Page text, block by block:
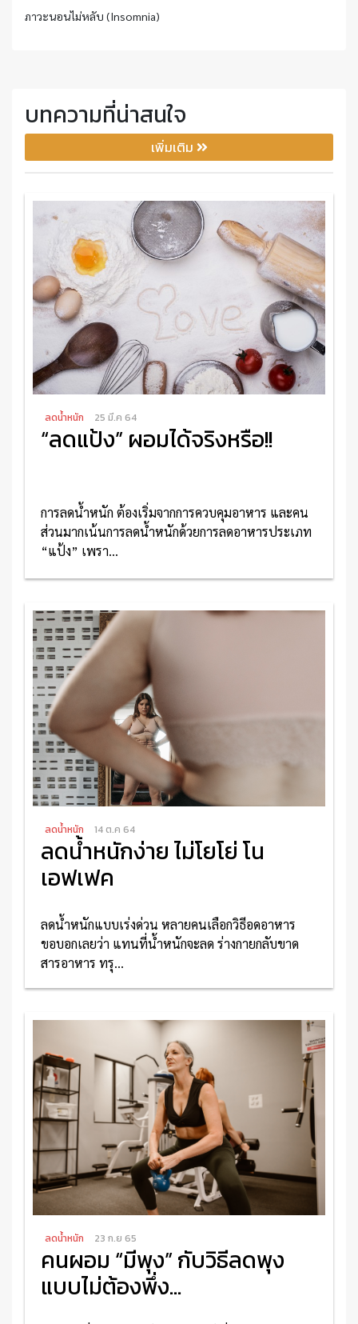
ภาวะนอนไม่หลับ (Insomnia)
บทความที่น่าสนใจ
เพิ่มเติม
ลดน้ำหนัก 25 มี.ค 64
“ลดแป้ง” ผอมได้จริงหรือ!!
การลดน้ำหนัก ต้องเริ่มจากการควบคุมอาหาร และคน
ส่วนมากเน้นการลดน้ำหนักด้วยการลดอาหารประเภท
“แป้ง” เพรา...
อ่านเพิ่มเติม
ลดน้ำหนัก 14 ต.ค 64
ลดน้ำหนักง่าย ไม่โยโย่ โน
เอฟเฟค
ลดน้ำหนักแบบเร่งด่วน หลายคนเลือกวิธีอดอาหาร
ขอบอกเลยว่า แทนที่น้ำหนักจะลด ร่างกายกลับขาด
สารอาหาร ทรุ...
อ่านเพิ่มเติม
ลดน้ำหนัก 23 ก.ย 65
คนผอม “มีพุง” กับวิธีลดพุง
แบบไม่ต้องพึ่ง...